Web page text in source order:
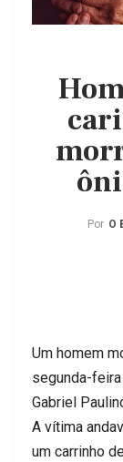
Por O
Um homem
segunda-
Gabriel
A vítima
um carrinho